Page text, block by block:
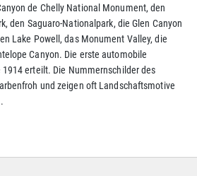
de Chelly National Monument, den
den Saguaro-Nationalpark, die Glen Canyon
Lake Powell, das Monument Valley, die
Canyon. Die erste automobile
erteilt. Die Nummernschilder des
und zeigen oft Landschaftsmotive